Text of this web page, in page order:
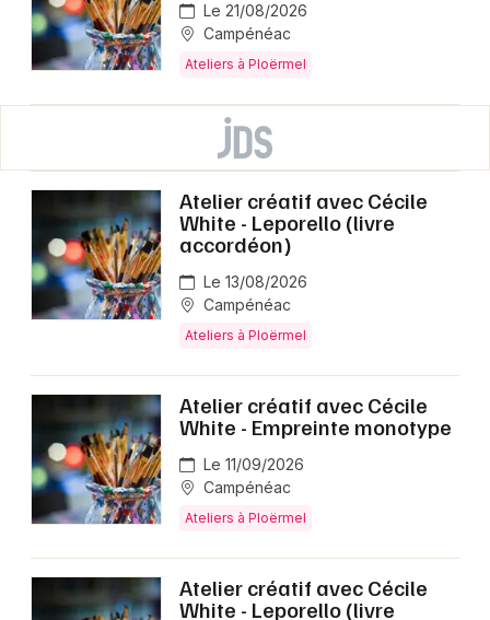
Le 21/08/2026
Campénéac
Ateliers à Ploërmel
Atelier créatif avec Cécile
White - Leporello (livre
accordéon)
Le 13/08/2026
Campénéac
Ateliers à Ploërmel
Atelier créatif avec Cécile
White - Empreinte monotype
Le 11/09/2026
Campénéac
Ateliers à Ploërmel
Atelier créatif avec Cécile
White - Leporello (livre